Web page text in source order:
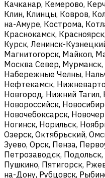
Качканар, Кемерово,
Клин, Клинцы, Ковров,
на-Амуре, Кострома,
Краснокамск,
Курск, Ленинск-
Магнитогорск, Майкоп,
Москва Север,
Набережные Челны,
Нефтекамск,
Новгород, Нижний Тагил,
Новороссийск,
Новочебоксарск,
Ногинск, Норильск,
Озерск, Октябрьский,
Зуево, Орск, Пенза,
Петрозаводск,
Пушкино, Пятигорск,
на-Дону, Рубцовск,